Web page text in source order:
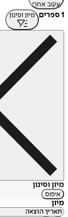
עקוב אחרי
1 ספרים מיון וסינון
מיון וסינון
איפוס
מיון